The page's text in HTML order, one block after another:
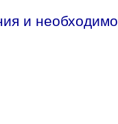
и